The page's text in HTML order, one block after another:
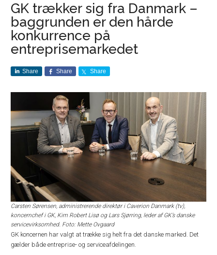
GK trækker sig fra Danmark –
baggrunden er den hårde
konkurrence på
entreprisemarkedet
Share Share Share
Carsten Sørensen, administrerende direktør i Caverion Danmark (tv),
koncernchef i GK, Kim Robert Lisø og Lars Sjørring, leder af GK’s danske
servicevirksomhed. Foto: Mette Ovgaard
GK koncernen har valgt at trække sig helt fra det danske marked. Det
gælder både entreprise- og serviceafdelingen.